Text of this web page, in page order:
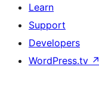
Learn
Support
Developers
WordPress.tv ↗